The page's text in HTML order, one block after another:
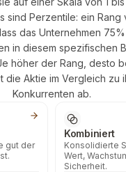
sind Perzentile: ein Rang
das Unternehmen
in diesem spezifischen
höher der Rang, desto
die Aktie im Vergleich zu
Konkurrenten ab.
gut der
Kombiniert
Konsolidierte
Wert,
Sicherheit.